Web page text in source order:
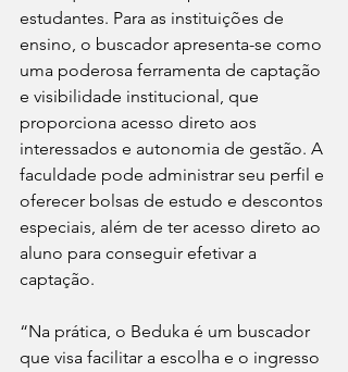
estudantes. Para as instituições de
ensino, o buscador apresenta-se como
uma poderosa ferramenta de captação
e visibilidade institucional, que
proporciona acesso direto aos
interessados e autonomia de gestão. A
faculdade pode administrar seu perfil e
oferecer bolsas de estudo e descontos
especiais, além de ter acesso direto ao
aluno para conseguir efetivar a
captação.
“Na prática, o Beduka é um buscador
que visa facilitar a escolha e o ingresso